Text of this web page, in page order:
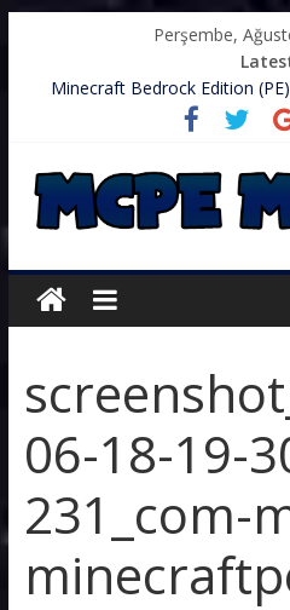
Perşembe,
Minecraft Bedrock Edition
.zip’li Doku Paketini
TurkishCraft Faction
Minecraft (PE) PUBG Server
Minecraft: PE 1.2.9 –
06-18-19-
231_com-